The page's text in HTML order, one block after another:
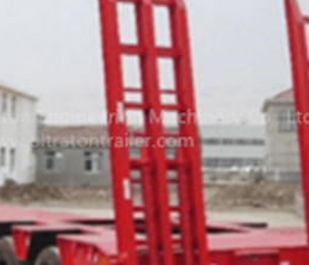
반 단 덤프트럭
40 미터³ 세 미 캔 트레일
울타리 세 미 트레일러
울 트 라 톤 트레일러 Patrs